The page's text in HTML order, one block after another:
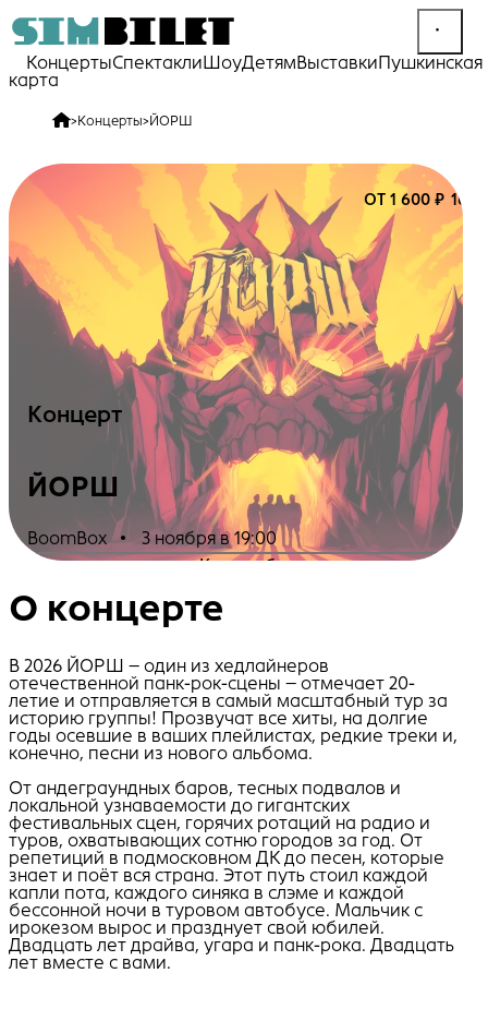
КонцертыСпектакли ШоуДетямВыставкиПушкинская
карта
>Концерты>ЙОРШ
ОТ 1 600 ₽ 16+
Концерт
ЙОРШ
BoomBox • 3 ноября в 19:00
Купить билеты
О концерте
В 2026 ЙОРШ – один из хедлайнеров
отечественной панк-рок-сцены – отмечает 20-
летие и отправляется в самый масштабный тур за
историю группы! Прозвучат все хиты, на долгие
годы осевшие в ваших плейлистах, редкие треки и,
конечно, песни из нового альбома.
От андеграундных баров, тесных подвалов и
локальной узнаваемости до гигантских
фестивальных сцен, горячих ротаций на радио и
туров, охватывающих сотню городов за год. От
репетиций в подмосковном ДК до песен, которые
знает и поёт вся страна. Этот путь стоил каждой
капли пота, каждого синяка в слэме и каждой
бессонной ночи в туровом автобусе. Мальчик с
ирокезом вырос и празднует свой юбилей.
Двадцать лет драйва, угара и панк-рока. Двадцать
лет вместе с вами.